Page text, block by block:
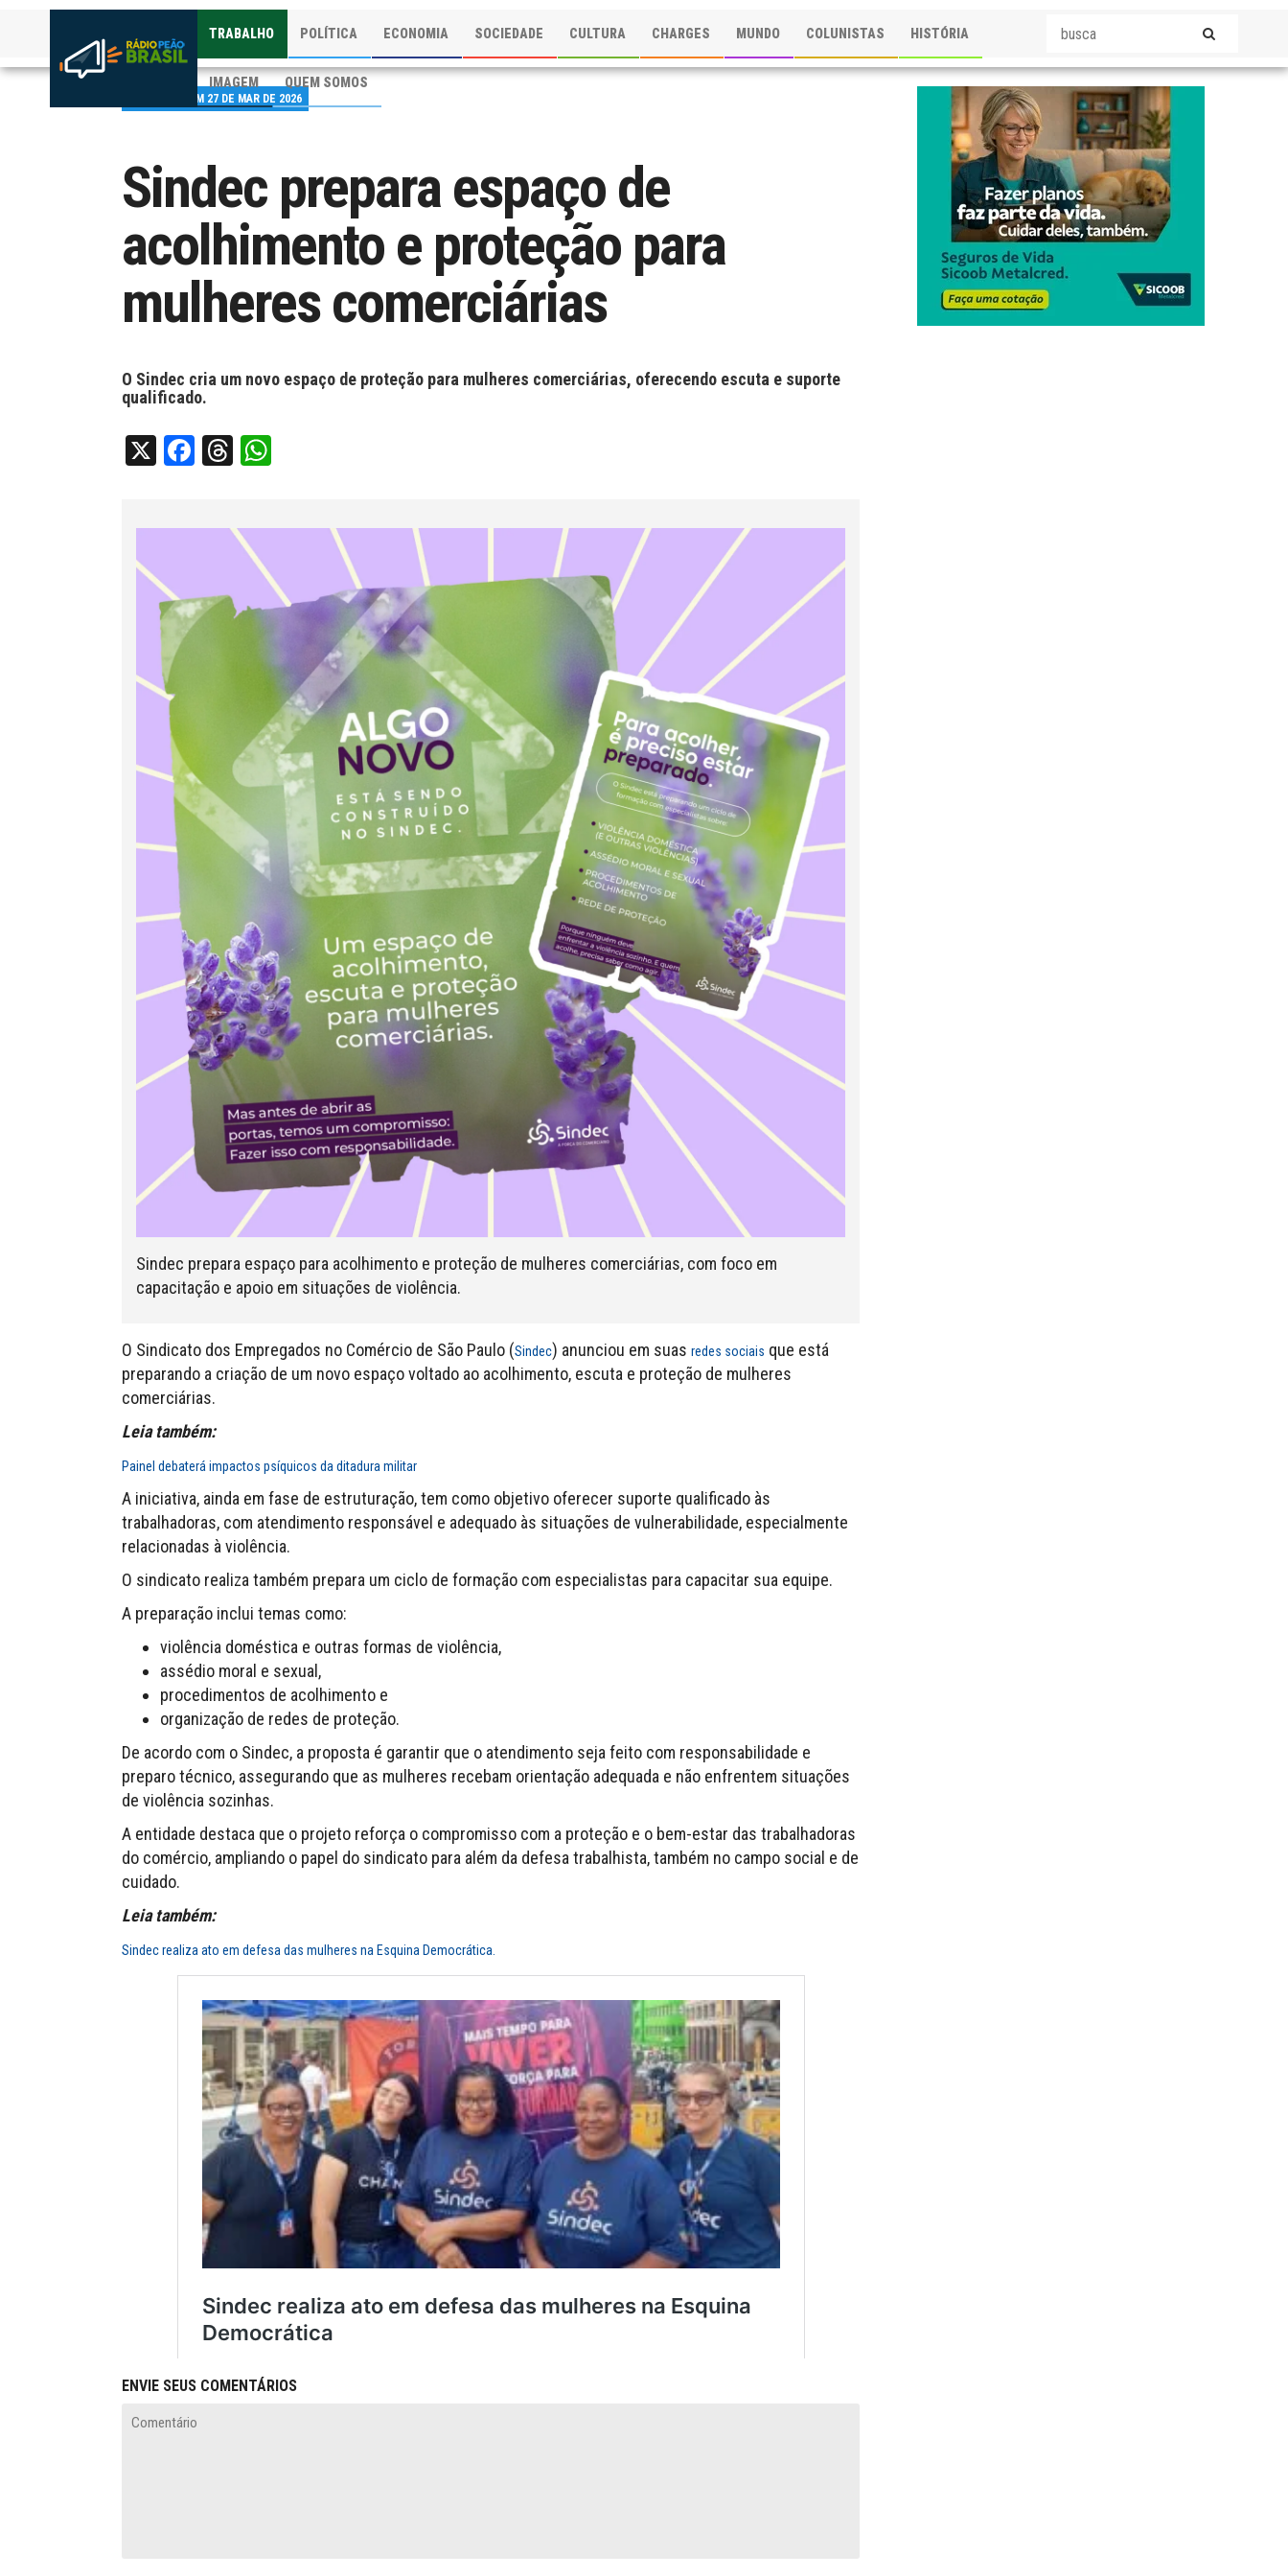
TRABALHO POLÍTICA ECONOMIA SOCIEDADE CULTURA CHARGES MUNDO COLUNISTAS HISTÓRIA
IMAGEM QUEM SOMOS
PUBLICADO EM 27 DE MAR DE 2026
Sindec prepara espaço de
acolhimento e proteção para
mulheres comerciárias
O Sindec cria um novo espaço de proteção para mulheres comerciárias, oferecendo escuta e suporte
qualificado.
X Facebook
Threads
Sindec prepara espaço para acolhimento e proteção de mulheres comerciárias, com foco em
capacitação e apoio em situações de violência.
O Sindicato dos Empregados no Comércio de São Paulo (Sindec) anunciou em suas redes sociais que está
preparando a criação de um novo espaço voltado ao acolhimento, escuta e proteção de mulheres
comerciárias.
Leia também:
Painel debaterá impactos psíquicos da ditadura militar
A iniciativa, ainda em fase de estruturação, tem como objetivo oferecer suporte qualificado às
trabalhadoras, com atendimento responsável e adequado às situações de vulnerabilidade, especialmente
relacionadas à violência.
O sindicato realiza também prepara um ciclo de formação com especialistas para capacitar sua equipe.
A preparação inclui temas como:
violência doméstica e outras formas de violência,
assédio moral e sexual,
procedimentos de acolhimento e
organização de redes de proteção.
De acordo com o Sindec, a proposta é garantir que o atendimento seja feito com responsabilidade e
preparo técnico, assegurando que as mulheres recebam orientação adequada e não enfrentem situações
de violência sozinhas.
A entidade destaca que o projeto reforça o compromisso com a proteção e o bem-estar das trabalhadoras
do comércio, ampliando o papel do sindicato para além da defesa trabalhista, também no campo social e de
cuidado.
Leia também:
Sindec realiza ato em defesa das mulheres na Esquina Democrática.
ENVIE SEUS COMENTÁRIOS